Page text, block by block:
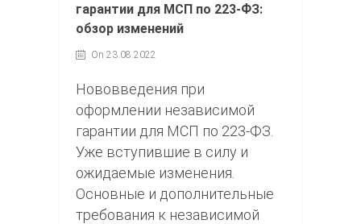
гарантии для МСП по 223-ФЗ:
обзор изменений
On 23.08.2022
Нововведения при
оформлении независимой
гарантии для МСП по 223-ФЗ.
Уже вступившие в силу и
ожидаемые изменения.
Основные и дополнительные
требования к независимой